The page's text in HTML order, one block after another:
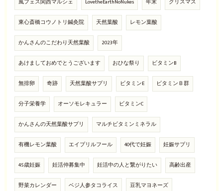
風フェス関西マルシェ LovetheEarthNoNukes 年末 クリスマス
東心斎橋コウノトリ鍼灸院 天然葉酸 レモン葉酸
かんさんのこだわり天然葉酸 2023年
あけましておめでとうございます おひな祭り ビタミンB
無排卵 奇跡 天然葉酸サプリ ビタミンE ビタミンＢ群
分子栄養学 オーソモレキュラー ビタミンC
かんさんの天然葉酸サプリ マルチビタミンミネラル
有機レモン葉酸 エイプリルフール 40代で妊娠 妊娠サプリ
45歳妊娠 妊活仲募集中 妊活中の人と繋がりたい 高齢出産
野菜カレンダー ベジ人参タコライス 豆乳マヨネーズ